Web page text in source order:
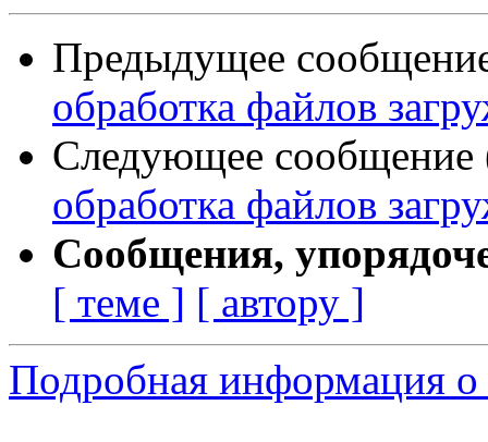
Предыдущее
обработка файлов
Следующее сообщение
обработка файлов
Сообщения,
[ теме ] [ автору ]
Подробная информация